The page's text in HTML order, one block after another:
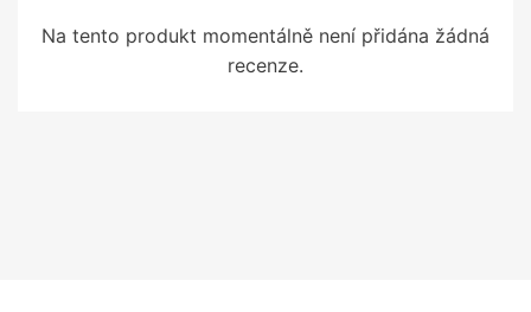
Na tento produkt momentálně není přidána žádná
recenze.